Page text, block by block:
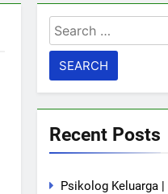
Search
for:
Recent Posts
Psikolog Keluarga